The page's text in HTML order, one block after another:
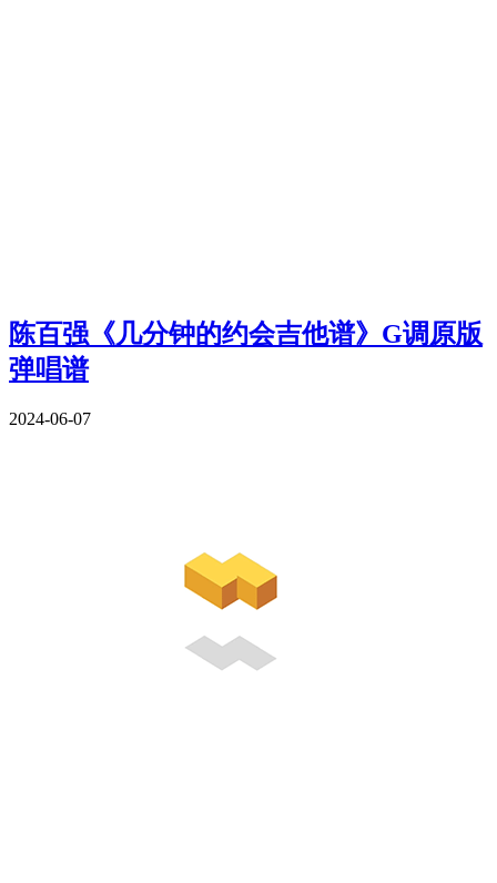
陈百强《几分钟的约会吉他谱》G调原版
弹唱谱
2024-06-07